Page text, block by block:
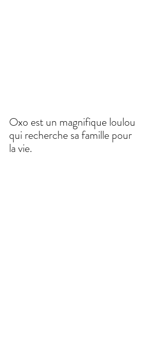
Oxo est un magnifique loulou
qui recherche sa famille pour
la vie.